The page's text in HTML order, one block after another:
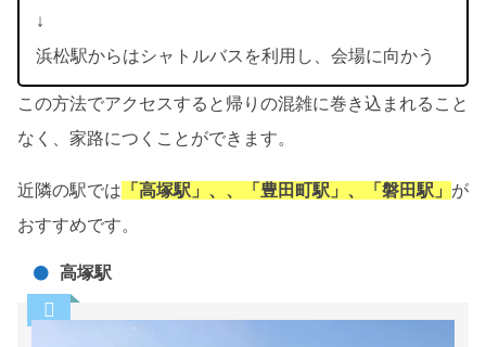
↓
浜松駅からはシャトルバスを利用し、会場に向かう
この方法でアクセスすると帰りの混雑に巻き込まれること
なく、家路につくことができます。
近隣の駅では 「高塚駅」、、「豊田町駅」、「磐田駅」 が
おすすめです。
高塚駅